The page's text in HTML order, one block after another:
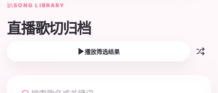
SONG LIBRARY
直播歌切归档
播放筛选结果